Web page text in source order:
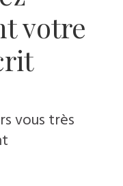
votre
vous très